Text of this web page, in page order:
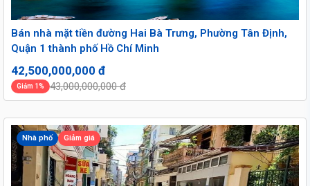
Bán nhà mặt tiền đường Hai Bà Trưng, Phường Tân Định,
Quận 1 thành phố Hồ Chí Minh
42,500,000,000 đ
Giảm 1% 43,000,000,000 đ
Nhà phố Giảm giá